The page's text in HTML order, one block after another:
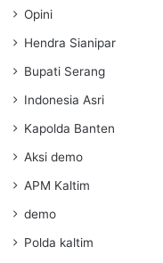
Opini
Hendra Sianipar
Bupati Serang
Indonesia Asri
Kapolda Banten
Aksi demo
APM Kaltim
demo
Polda kaltim